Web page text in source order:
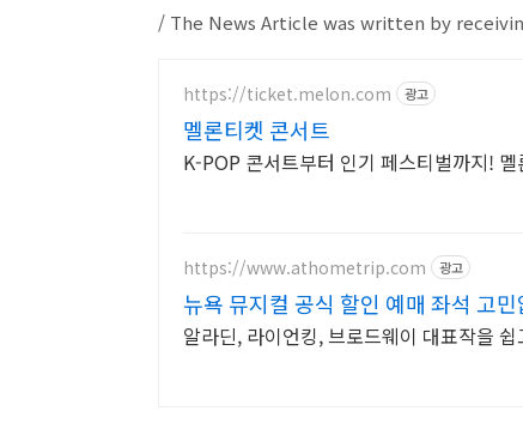
/ The News Article was written by
https://ticket.melon.com 광고
멜론티켓 콘서트
K-POP 콘서트부터 인기 페스티벌까지!
https://www.athometrip.com 광고
뉴욕 뮤지컬 공식 할인 예매 좌석 고
알라딘, 라이언킹, 브로드웨이 대표작을